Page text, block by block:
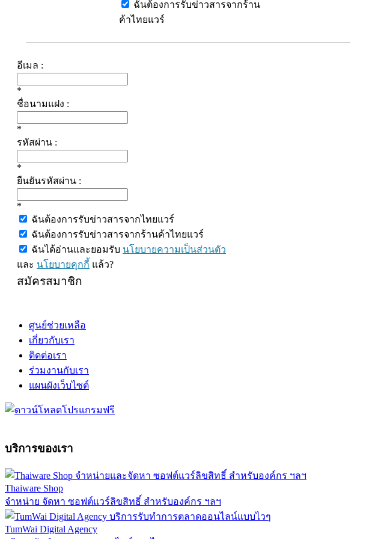
ฉันต้องการรับข่าวสารจากร้าน
ค้าไทยแวร์
อีเมล :
*
ชื่อนามแฝง :
*
รหัสผ่าน :
*
ยืนยันรหัสผ่าน :
*
ฉันต้องการรับข่าวสารจากไทยแวร์
ฉันต้องการรับข่าวสารจากร้านค้าไทยแวร์
ฉันได้อ่านและยอมรับ นโยบายความเป็นส่วนตัว
และ นโยบายคุกกี้ แล้ว?
สมัครสมาชิก
ศูนย์ช่วยเหลือ
เกี่ยวกับเรา
ติดต่อเรา
ร่วมงานกับเรา
แผนผังเว็บไซต์
บริการของเรา
Thaiware Shop
จำหน่าย จัดหา ซอฟต์แวร์ลิขสิทธิ์ สำหรับองค์กร ฯลฯ
TumWai Digital Agency